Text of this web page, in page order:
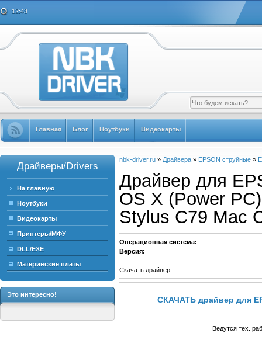
12:43
Главная Блог Ноутбуки Видеокарты
Драйверы/Drivers
На главную
Ноутбуки
Видеокарты
Принтеры/МФУ
DLL/EXE
Материнские платы
Это интересно!
nbk-driver.ru » Драйвера » EPSON струйные »
Драйвер для
OS X (Power
Stylus C79 Mac
Операционная система:
Версия:
Скачать драйвер:
СКАЧАТЬ драйвер для
Ведутся тех.